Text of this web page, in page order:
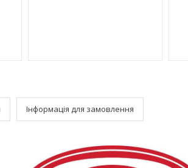
Інформація для замовлення